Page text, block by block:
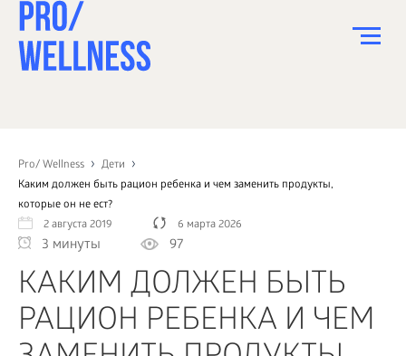
Pro/ Wellness
Дети
Каким должен быть рацион ребенка и чем заменить продукты,
которые он не ест?
2 августа 2019
6 марта 2026
3 минуты 97
КАКИМ ДОЛЖЕН БЫТЬ
РАЦИОН РЕБЕНКА И ЧЕМ
СПОРТ
ЗДОРОВЬЕ
КРАСОТА
ПСИХОЛОГИЯ
ДЕТИ
ДОМ